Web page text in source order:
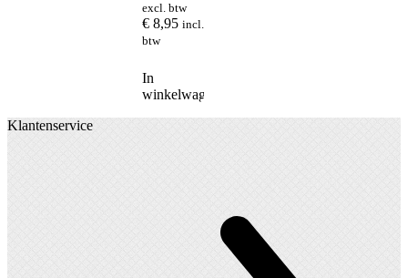
excl. btw
€ 8,95 incl.
btw
In
winkelwagen
Klantenservice